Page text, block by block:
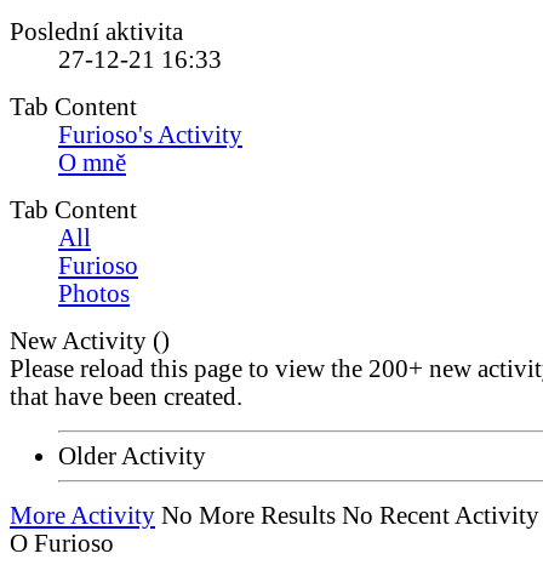
Poslední aktivita
27-12-21 16:33
Tab Content
Furioso's Activity
O mně
Tab Content
All
Furioso
Photos
New Activity ()
Please reload this page to view the 200+ new
that have been created.
Older Activity
More Activity No More Results No Recent Activity
O Furioso